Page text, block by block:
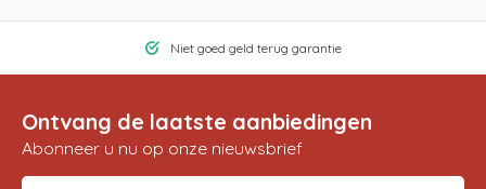
Niet goed geld terug garantie
Ontvang de laatste aanbiedingen
Abonneer u nu op onze nieuwsbrief